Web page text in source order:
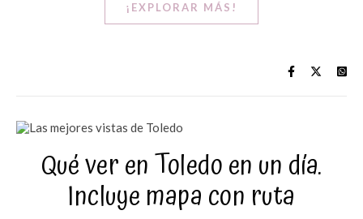
¡EXPLORAR MÁS!
Qué ver en Toledo en un día.
Incluye mapa con ruta